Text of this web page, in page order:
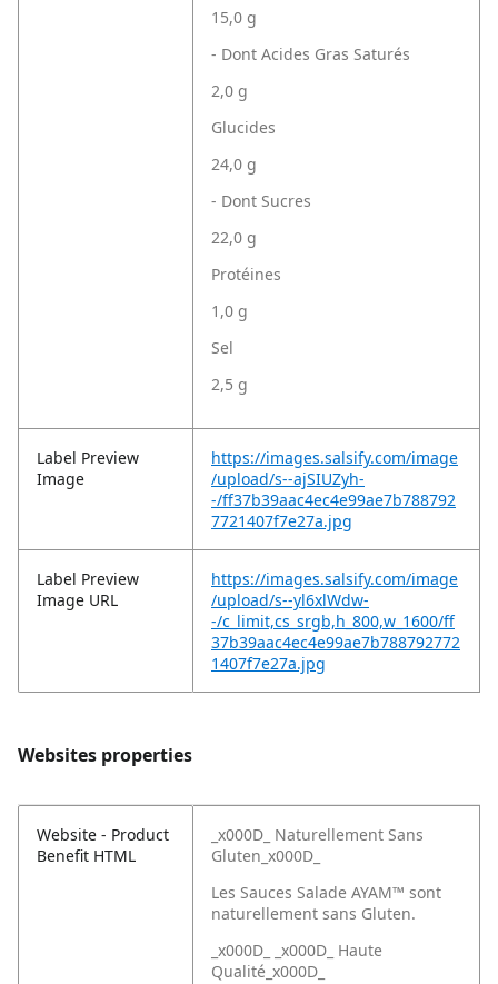
15,0 g
- Dont Acides Gras Saturés
2,0 g
Glucides
24,0 g
- Dont Sucres
22,0 g
Protéines
1,0 g
Sel
2,5 g
Label Preview
Image
https://images.salsify.com/image
/upload/s--ajSIUZyh-
-/ff37b39aac4ec4e99ae7b788792
7721407f7e27a.jpg
Label Preview
Image URL
https://images.salsify.com/image
/upload/s--yl6xlWdw-
-/c_limit,cs_srgb,h_800,w_1600/ff
37b39aac4ec4e99ae7b788792772
1407f7e27a.jpg
Websites properties
Website - Product
Benefit HTML
_x000D_ Naturellement Sans
Gluten_x000D_
Les Sauces Salade AYAM™ sont
naturellement sans Gluten.
_x000D_ _x000D_ Haute
Qualité_x000D_